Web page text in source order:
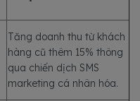
Tăng doanh thu từ khách
hàng cũ thêm 15% thông
qua chiến dịch SMS
marketing cá nhân hóa.